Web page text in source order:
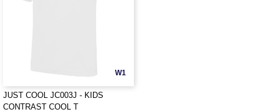
W1
JUST COOL JC003J - KIDS
CONTRAST COOL T